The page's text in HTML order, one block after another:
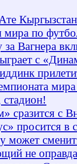
Кыргызстан
по
за Вагнера
с
сразится с
просится в
может
не